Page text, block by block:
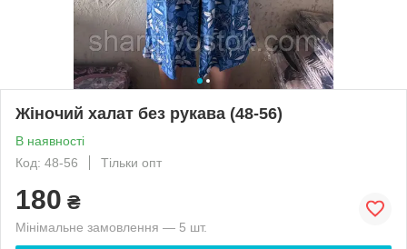
Жіночий халат без рукава (48-56)
В наявності
Код: 48-56
Тільки опт
180 ₴
Мінімальне замовлення — 5 шт.